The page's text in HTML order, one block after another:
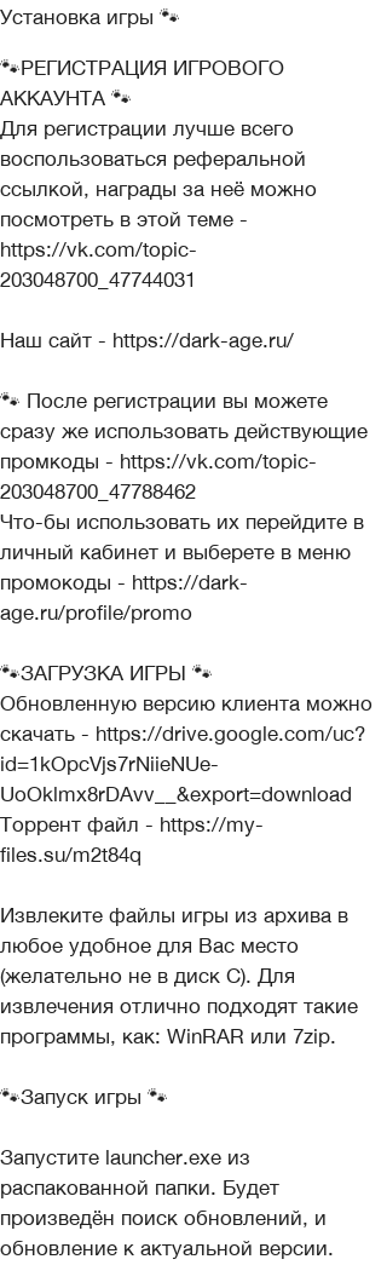
Установка игры 🐾
🐾РЕГИСТРАЦИЯ ИГРОВОГО
АККАУНТА 🐾
Для регистрации лучше всего
воспользоваться реферальной
ссылкой, награды за неё можно
посмотреть в этой теме -
https://vk.com/topic-
203048700_47744031
Наш сайт - https://dark-age.ru/
🐾 После регистрации вы можете
сразу же использовать действующие
промкоды - https://vk.com/topic-
203048700_47788462
Что-бы использовать их перейдите в
личный кабинет и выберете в меню
промокоды - https://dark-
age.ru/profile/promo
🐾ЗАГРУЗКА ИГРЫ 🐾
Обновленную версию клиента можно
скачать - https://drive.google.com/uc?
id=1kOpcVjs7rNiieNUe-
UoOklmx8rDAvv__&export=download
Торрент файл - https://my-
files.su/m2t84q
Извлеките файлы игры из архива в
любое удобное для Вас место
(желательно не в диск С). Для
извлечения отлично подходят такие
программы, как: WinRAR или 7zip.
🐾Запуск игры 🐾
Запустите launcher.exe из
распакованной папки. Будет
произведён поиск обновлений, и
обновление к актуальной версии.